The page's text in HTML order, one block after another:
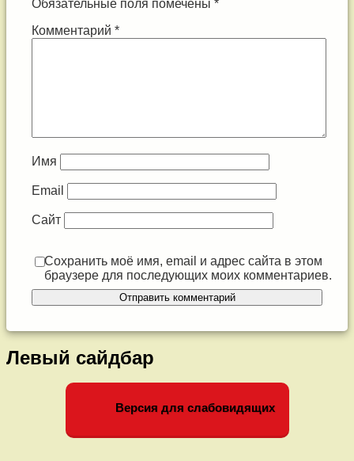
Обязательные поля помечены *
Комментарий *
Имя
Email
Сайт
Сохранить моё имя, email и адрес сайта в этом
браузере для последующих моих комментариев.
Левый сайдбар
Версия для слабовидящих